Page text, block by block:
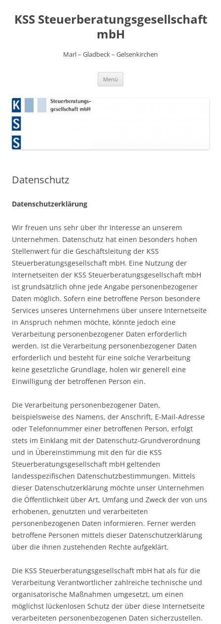
springen
KSS Steuerberatungsgesellschaft
mbH
Marl – Gladbeck – Gelsenkirchen
Menü
Datenschutz
Datenschutzerklärung
Wir freuen uns sehr über Ihr Interesse an unserem
Unternehmen. Datenschutz hat einen besonders hohen
Stellenwert für die Geschäftsleitung der KSS
Steuerberatungsgesellschaft mbH. Eine Nutzung der
Internetseiten der KSS Steuerberatungsgesellschaft mbH
ist grundsätzlich ohne jede Angabe personenbezogener
Daten möglich. Sofern eine betroffene Person besondere
Services unseres Unternehmens über unsere Internetseite
in Anspruch nehmen möchte, könnte jedoch eine
Verarbeitung personenbezogener Daten erforderlich
werden. Ist die Verarbeitung personenbezogener Daten
erforderlich und besteht für eine solche Verarbeitung
keine gesetzliche Grundlage, holen wir generell eine
Einwilligung der betroffenen Person ein.
Die Verarbeitung personenbezogener Daten,
beispielsweise des Namens, der Anschrift, E-Mail-Adresse
oder Telefonnummer einer betroffenen Person, erfolgt
stets im Einklang mit der Datenschutz-Grundverordnung
und in Übereinstimmung mit den für die KSS
Steuerberatungsgesellschaft mbH geltenden
landesspezifischen Datenschutzbestimmungen. Mittels
dieser Datenschutzerklärung möchte unser Unternehmen
die Öffentlichkeit über Art, Umfang und Zweck der von uns
erhobenen, genutzten und verarbeiteten
personenbezogenen Daten informieren. Ferner werden
betroffene Personen mittels dieser Datenschutzerklärung
über die ihnen zustehenden Rechte aufgeklärt.
Die KSS Steuerberatungsgesellschaft mbH hat als für die
Verarbeitung Verantwortlicher zahlreiche technische und
organisatorische Maßnahmen umgesetzt, um einen
möglichst lückenlosen Schutz der über diese Internetseite
verarbeiteten personenbezogenen Daten sicherzustellen.